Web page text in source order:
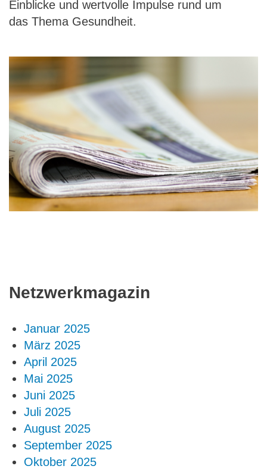
Einblicke und wertvolle Impulse rund um
das Thema Gesundheit.
Netzwerkmagazin
Januar 2025
März 2025
April 2025
Mai 2025
Juni 2025
Juli 2025
August 2025
September 2025
Oktober 2025